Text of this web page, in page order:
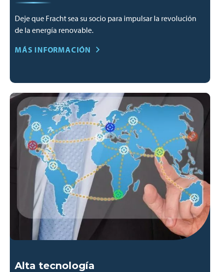
Deje que Fracht sea su socio para impulsar la revolución
de la energía renovable.
MÁS INFORMACIÓN
Alta tecnología